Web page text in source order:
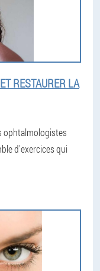
RESTAURER LA
ophtalmologistes
d'exercices qui